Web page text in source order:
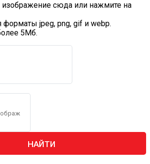
изображение сюда или нажмите на
jpeg, png, gif и webp.
5Mб.
НАЙТИ